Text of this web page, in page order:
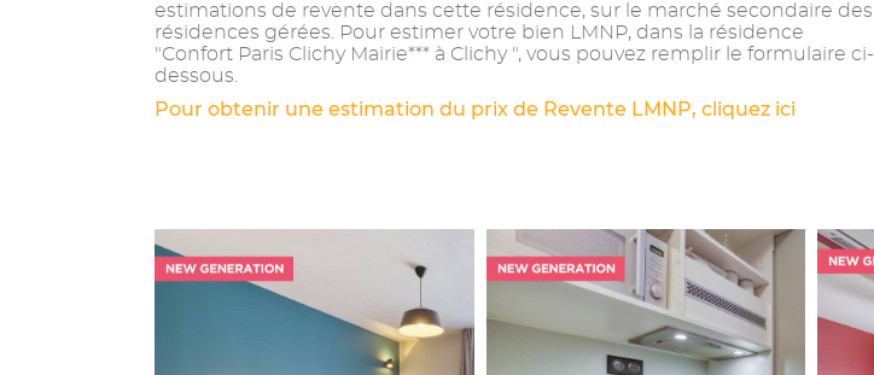
estimations de revente dans cette résidence, sur le marché secondaire des
résidences gérées. Pour estimer votre bien LMNP, dans la résidence
"Confort Paris Clichy Mairie*** à Clichy ", vous pouvez remplir le formulaire ci-
dessous.
Pour obtenir une estimation du prix de Revente LMNP, cliquez ici